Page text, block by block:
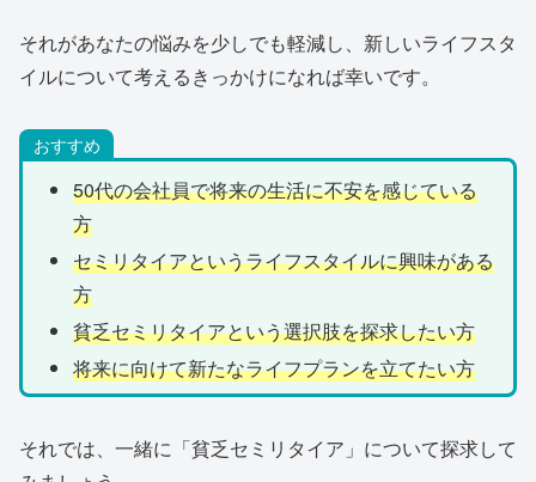
それがあなたの悩みを少しでも軽減し、新しいライフスタ
イルについて考えるきっかけになれば幸いです。
おすすめ
50代の会社員で将来の生活に不安を感じている
方
セミリタイアというライフスタイルに興味がある
方
貧乏セミリタイアという選択肢を探求したい方
将来に向けて新たなライフプランを立てたい方
それでは、一緒に「貧乏セミリタイア」について探求して